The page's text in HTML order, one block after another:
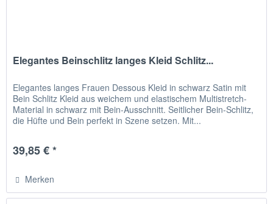
Elegantes Beinschlitz langes Kleid Schlitz...
Elegantes langes Frauen Dessous Kleid in schwarz Satin mit
Bein Schlitz Kleid aus weichem und elastischem Multistretch-
Material in schwarz mit Bein-Ausschnitt. Seitlicher Bein-Schlitz,
die Hüfte und Bein perfekt in Szene setzen. Mit...
39,85 € *
Merken